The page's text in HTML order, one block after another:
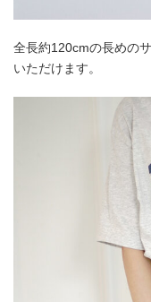
全長約120cmの長めの
いただけます。